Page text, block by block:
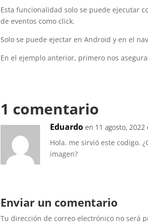
Esta funcionalidad solo se puede ejecutar
de eventos como click.
Solo se puede ejectar en Android y en el
En el ejemplo anterior, primero nos
1 comentario
Eduardo en 11 agosto, 2022
Hola. me sirvió este codigo.
imagen?
Enviar un comentario
Tu dirección de correo electrónico no será